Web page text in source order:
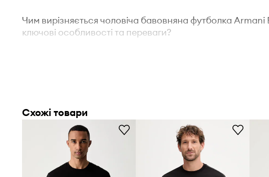
Чим вирізняється чоловіча бавовняна футболка Armani
ключові особливості та переваги?
Універсальна футболка
образів.
100% бавовнау вигляді трикотажу є м'якою та приємною на дотик.
Повсякденний характер
робить модель ідеальною для щоденних
Схожі товари